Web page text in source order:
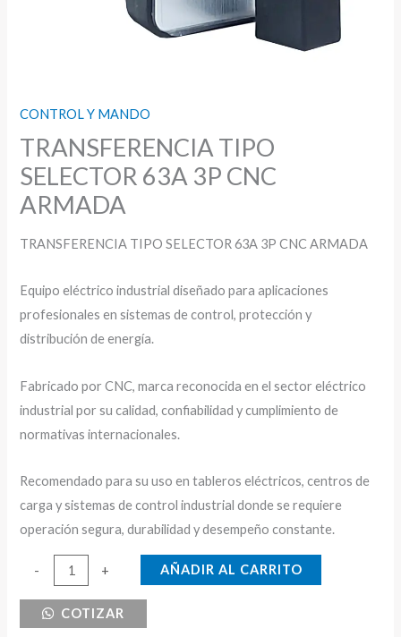
CONTROL Y MANDO
TRANSFERENCIA TIPO
SELECTOR 63A 3P CNC
ARMADA
TRANSFERENCIA TIPO SELECTOR 63A 3P CNC ARMADA
Equipo eléctrico industrial diseñado para aplicaciones
profesionales en sistemas de control, protección y
distribución de energía.
Fabricado por CNC, marca reconocida en el sector eléctrico
industrial por su calidad, confiabilidad y cumplimiento de
normativas internacionales.
Recomendado para su uso en tableros eléctricos, centros de
carga y sistemas de control industrial donde se requiere
operación segura, durabilidad y desempeño constante.
-
TRANSFERENCIA
SELECTOR
+ AÑADIR AL CARRITO
COTIZAR